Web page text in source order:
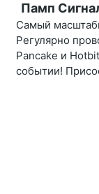
Памп
Самый
Регулярно
Pancake и
событии!